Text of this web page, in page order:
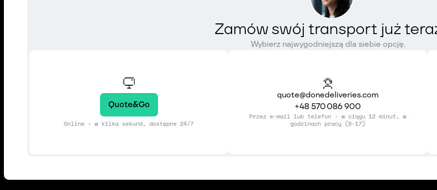
Zamów swój transport już
Wybierz najwygodniejszą dla siebie opcję.
Quote&Go
Online - w kilka sekund, dostępne 24/7
quote@donedeliveries.com
+48 570 086 900
Przez e-mail lub telefon - w ciągu 12 minut, w
godzinach pracy (8-17)